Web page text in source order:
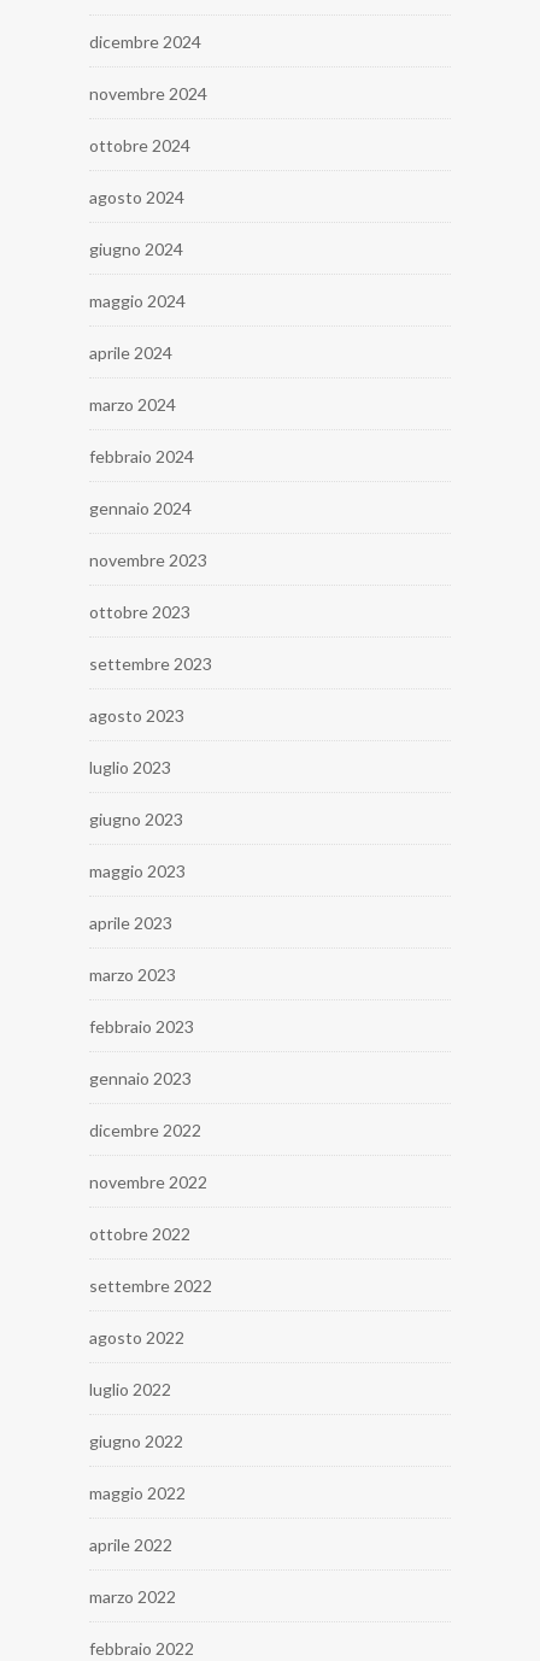
dicembre 2024
novembre 2024
ottobre 2024
agosto 2024
giugno 2024
maggio 2024
aprile 2024
marzo 2024
febbraio 2024
gennaio 2024
novembre 2023
ottobre 2023
settembre 2023
agosto 2023
luglio 2023
giugno 2023
maggio 2023
aprile 2023
marzo 2023
febbraio 2023
gennaio 2023
dicembre 2022
novembre 2022
ottobre 2022
settembre 2022
agosto 2022
luglio 2022
giugno 2022
maggio 2022
aprile 2022
marzo 2022
febbraio 2022